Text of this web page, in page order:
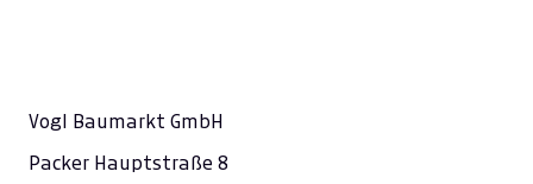
Vogl Baumarkt GmbH
Packer Hauptstraße 8